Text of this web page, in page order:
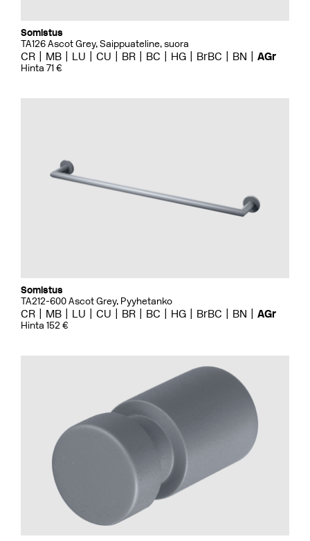
Somistus
TA126 Ascot Grey, Saippuateline, suora
CR MB LU CU BR BC HG BrBC BN AGr
Hinta 71 €
Somistus
TA212-600 Ascot Grey, Pyyhetanko
CR MB LU CU BR BC HG BrBC BN AGr
Hinta 152 €